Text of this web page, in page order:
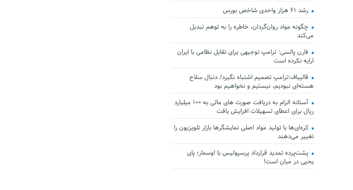
رشد ۶۱ هزار واحدی شاخص بورس
چگونه مواد روان‌گردان، خاطره را به توهم تبدیل
می‌کند
فارن پالسی: ترامپ توجیهی برای تقابل نظامی با ایران
ارایه نکرده است
قالیباف:ترامپ تصمیم اشتباه نگیرد/ دنبال سلاح
هسته‌ای نبودیم، نیستیم و نخواهیم بود
آستانه الزام به دریافت صورت های مالی به ۱۰۰ میلیارد
ریال برای اعطای تسهیلات افزایش یافت
کره‌ای‌ها با تولید مواد اصلی نمایشگرها بازار تلویزیون را
تغییر می‌دهند
پشت‌پرده تمدید قرارداد پرسپولیس با اوسمار؛ پای
یحیی در میان است!